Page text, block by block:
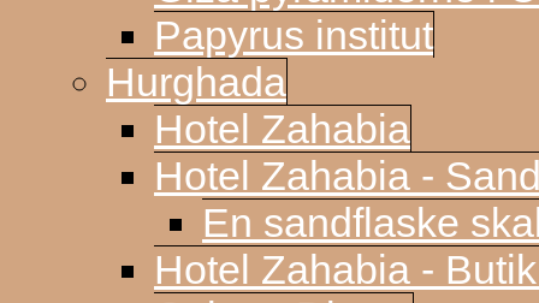
Papyrus institut
Hurghada
Hotel Zahabia
Hotel Zahabia -
En sandflaske
Hotel Zahabia -